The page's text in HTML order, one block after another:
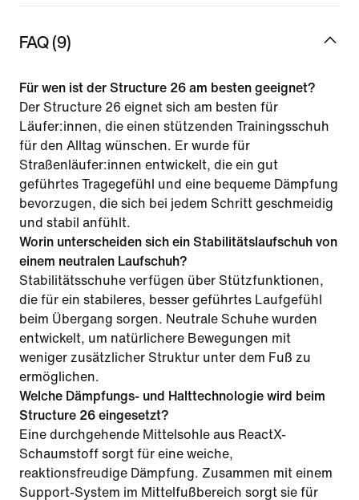
FAQ (9)
Für wen ist der Structure 26 am besten geeignet?
Der Structure 26 eignet sich am besten für
Läufer:innen, die einen stützenden Trainingsschuh
für den Alltag wünschen. Er wurde für
Straßenläufer:innen entwickelt, die ein gut
geführtes Tragegefühl und eine bequeme Dämpfung
bevorzugen, die sich bei jedem Schritt geschmeidig
und stabil anfühlt.
Worin unterscheiden sich ein Stabilitätslaufschuh von
einem neutralen Laufschuh?
Stabilitätsschuhe verfügen über Stützfunktionen,
die für ein stabileres, besser geführtes Laufgefühl
beim Übergang sorgen. Neutrale Schuhe wurden
entwickelt, um natürlichere Bewegungen mit
weniger zusätzlicher Struktur unter dem Fuß zu
ermöglichen.
Welche Dämpfungs- und Halttechnologie wird beim
Structure 26 eingesetzt?
Eine durchgehende Mittelsohle aus ReactX-
Schaumstoff sorgt für eine weiche,
reaktionsfreudige Dämpfung. Zusammen mit einem
Support-System im Mittelfußbereich sorgt sie für